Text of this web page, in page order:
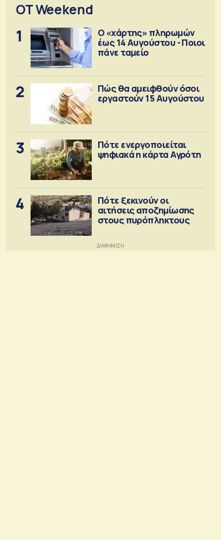
OT Weekend
1
Ο «χάρτης» πληρωμών
έως 14 Αυγούστου - Ποιοι
πάνε ταμείο
2
Πώς θα αμειφθούν όσοι
εργαστούν 15 Αυγούστου
3
Πότε ενεργοποιείται
ψηφιακά η κάρτα Αγρότη
4
Πότε ξεκινούν οι
αιτήσεις αποζημίωσης
στους πυρόπληκτους